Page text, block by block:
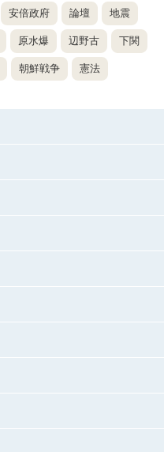
安倍政府 論壇 地震
原水爆 辺野古 下関
朝鮮戦争 憲法